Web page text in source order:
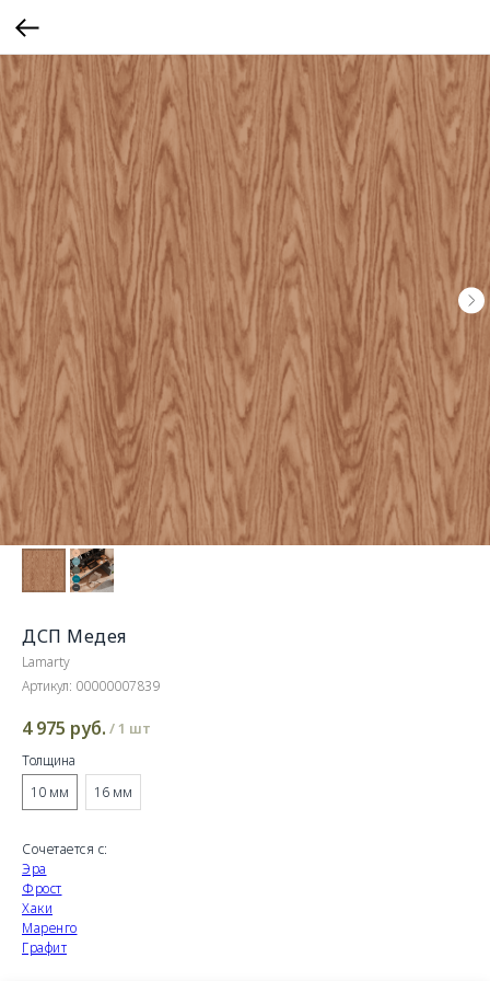
ДСП Медея
Lamarty
Артикул: 00000007839
4 975 руб. /1 шт
Толщина
10 мм
16 мм
Сочетается с:
Эра
Фрост
Хаки
Маренго
Графит